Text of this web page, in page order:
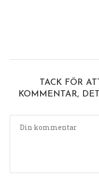
TACK FÖR
KOMMENTAR,